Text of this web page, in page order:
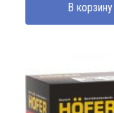
В корзину